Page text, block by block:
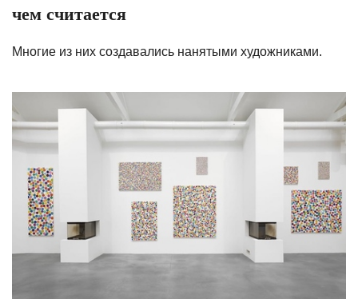
чем считается
Многие из них создавались нанятыми художниками.